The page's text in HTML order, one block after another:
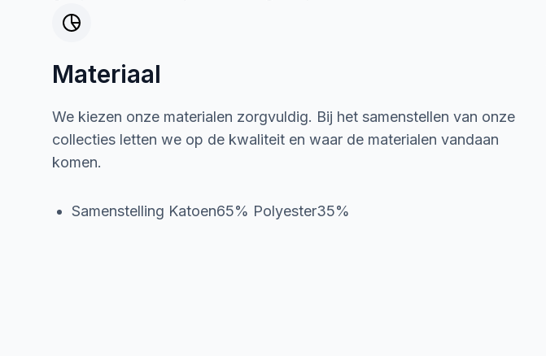
Materiaal
We kiezen onze materialen zorgvuldig. Bij het samenstellen van onze
collecties letten we op de kwaliteit en waar de materialen vandaan
komen.
Samenstelling Katoen65% Polyester35%